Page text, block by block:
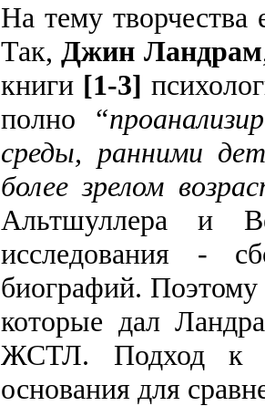
На тему творчества
Так,Джин Ландрам
книги [1-3]
полно
среды, ранними
более зрелом
Альтшуллера и
исследования -
биографий. Поэтому
которые дал
ЖСТЛ. Подход к
основания для